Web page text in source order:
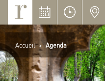
Accueil > Agenda
Panneau de gestion des cookies